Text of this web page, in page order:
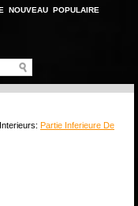
NOUVEAU POPULAIRE
Partie Inferieure De